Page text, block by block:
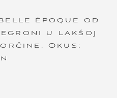
époque od
u lakšoj
Okus: